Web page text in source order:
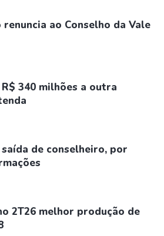
ao Conselho da Vale
340 milhões a outra
de conselheiro, por
2T26 melhor produção de